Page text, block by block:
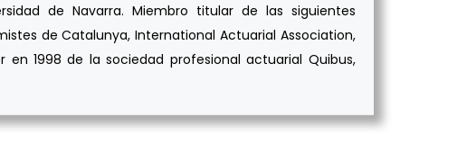
de Navarra. Miembro titular de las siguientes
de Catalunya, International Actuarial Association,
1998 de la sociedad profesional actuarial Quibus,